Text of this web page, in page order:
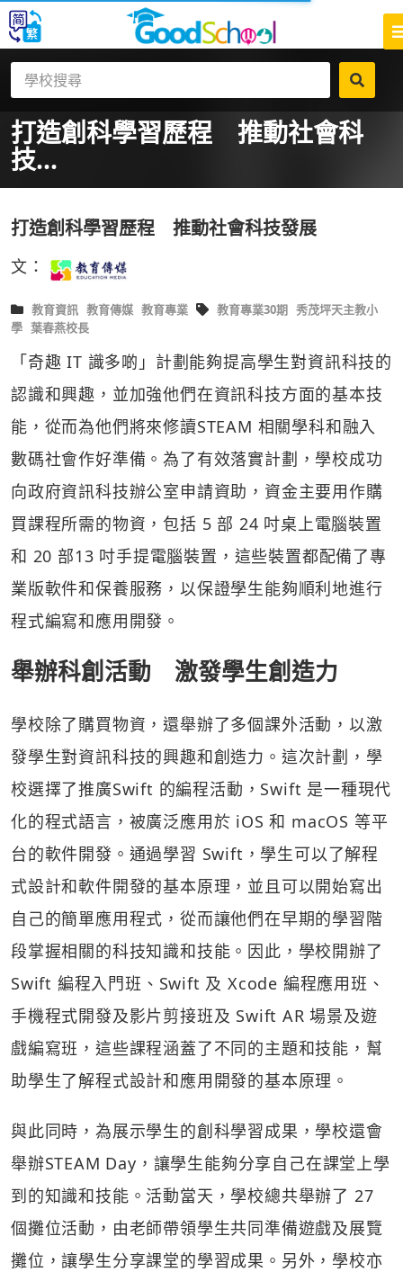
打造創科學習歷程 推動社會科
技...
打造創科學習歷程 推動社會科技發展
文：
教育資訊 教育傳媒 教育專業 教育專業30期 秀茂坪天主教小
學 葉春燕校長
「奇趣 IT 識多啲」計劃能夠提高學生對資訊科技的
認識和興趣，並加強他們在資訊科技方面的基本技
能，從而為他們將來修讀STEAM 相關學科和融入
數碼社會作好準備。為了有效落實計劃，學校成功
向政府資訊科技辦公室申請資助，資金主要用作購
買課程所需的物資，包括 5 部 24 吋桌上電腦裝置
和 20 部13 吋手提電腦裝置，這些裝置都配備了專
業版軟件和保養服務，以保證學生能夠順利地進行
程式編寫和應用開發。
舉辦科創活動 激發學生創造力
學校除了購買物資，還舉辦了多個課外活動，以激
發學生對資訊科技的興趣和創造力。這次計劃，學
校選擇了推廣Swift 的編程活動，Swift 是一種現代
化的程式語言，被廣泛應用於 iOS 和 macOS 等平
台的軟件開發。通過學習 Swift，學生可以了解程
式設計和軟件開發的基本原理，並且可以開始寫出
自己的簡單應用程式，從而讓他們在早期的學習階
段掌握相關的科技知識和技能。因此，學校開辦了
Swift 編程入門班、Swift 及 Xcode 編程應用班、
手機程式開發及影片剪接班及 Swift AR 場景及遊
戲編寫班，這些課程涵蓋了不同的主題和技能，幫
助學生了解程式設計和應用開發的基本原理。
與此同時，為展示學生的創科學習成果，學校還會
舉辦STEAM Day，讓學生能夠分享自己在課堂上學
到的知識和技能。活動當天，學校總共舉辦了 27
個攤位活動，由老師帶領學生共同準備遊戲及展覽
攤位，讓學生分享課堂的學習成果。另外，學校亦